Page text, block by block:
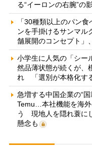
る“イーロンの右腕”の
「30種類以上のパン
ンを手掛けるサンマ
舗展開のコンセプト」
小学生に人気の「シ
然品薄状態が続くが、
れ 「選別が本格化す
急増する中国企業の“
Temu…本社機能を海
う 現地人を隠れ蓑に
懸念も